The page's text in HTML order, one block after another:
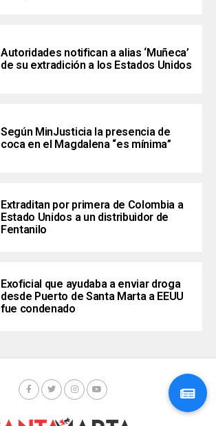
Autoridades notifican a alias ‘Muñeca’
de su extradición a los Estados Unidos
Según MinJusticia la presencia de
coca en el Magdalena “es mínima”
Extraditan por primera de Colombia a
Estado Unidos a un distribuidor de
Fentanilo
Exoficial que ayudaba a enviar droga
desde Puerto de Santa Marta a EEUU
fue condenado